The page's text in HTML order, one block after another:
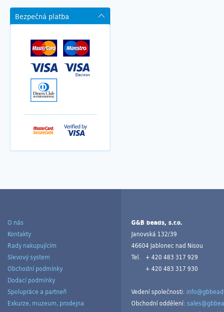
Bezpečná platba
O nás
Kontakty
Rady nakupujícím
Slevový system
Obchodní podmínky
Dodací podmínky
Spolupráce a partneři
Exkurze, muzeum, prodejna
G&B beads, s.r.o.
Janovská 132/39
46604 Jablonec nad Nisou
Tel.
+ 420 483 317 929
+ 420 483 317 930
Vedení společnosti:
Obchodní oddělení: